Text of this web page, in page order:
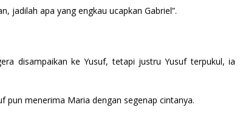
jadilah apa yang engkau ucapkan Gabriel”.
disampaikan ke Yusuf, tetapi justru Yusuf terpukul, ia
pun menerima Maria dengan segenap cintanya.